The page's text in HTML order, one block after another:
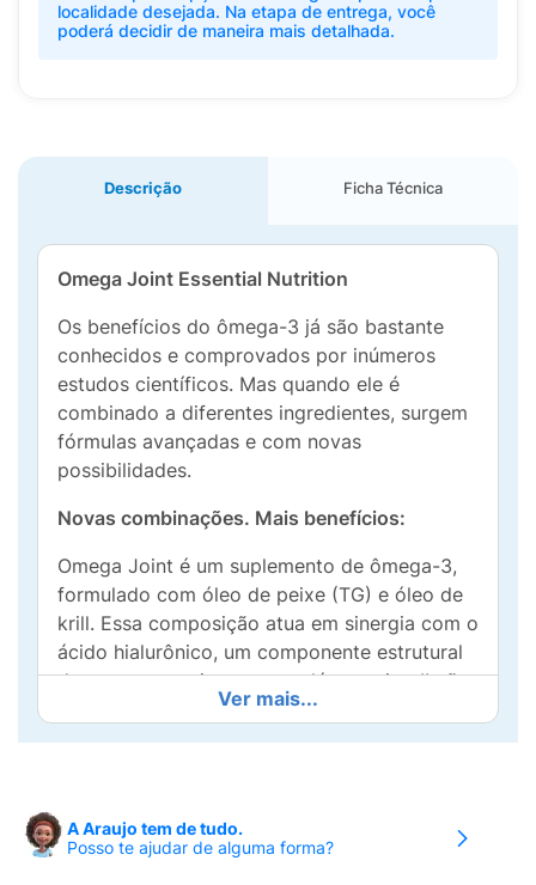
localidade desejada. Na etapa de entrega, você
poderá decidir de maneira mais detalhada.
Descrição Ficha Técnica
Omega Joint Essential Nutrition
Os benefícios do ômega-3 já são bastante
conhecidos e comprovados por inúmeros
estudos científicos. Mas quando ele é
combinado a diferentes ingredientes, surgem
fórmulas avançadas e com novas
possibilidades.
Novas combinações. Mais benefícios:
Omega Joint é um suplemento de ômega-3,
formulado com óleo de peixe (TG) e óleo de
krill. Essa composição atua em sinergia com o
ácido hialurônico, um componente estrutural
do nosso organismo, e o colágeno tipo II não
desnaturado, que auxilia na manutenção da
função articular.
Os avanços nas pesquisas científicas estão
revelando níveis de absorção diferentes entre
Ver mais...
A Araujo tem de tudo.
Posso te ajudar de alguma forma?